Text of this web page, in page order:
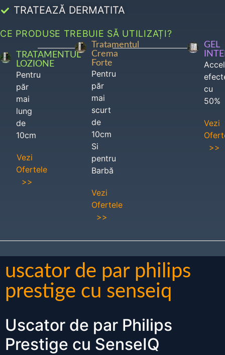
TRATEAZĂ DERMATITA
CE PRODUSE TREBUIE SĂ UTILIZAȚI?
TRATAMENTUL
LOZIONE
Pentru
păr
mai
lung
de
10cm
Vezi
Ofertele
>>
Tratamentul
Crema
Forte
Pentru
păr
mai
scurt
de
10cm
Si
pentru
Barbă
Vezi
Ofertele
>>
GEL
cu
50%
Vezi
>>
uscator de par philips
prestige cu senseiq
Uscator de par Philips
Prestige cu SenseIQ